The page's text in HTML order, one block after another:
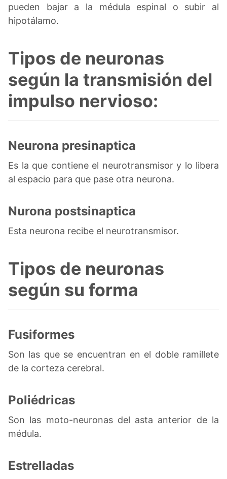
pueden bajar a la médula espinal o subir al
hipotálamo.
Tipos de neuronas
según la transmisión del
impulso nervioso:
Neurona presinaptica
Es la que contiene el neurotransmisor y lo libera
al espacio para que pase otra neurona.
Nurona postsinaptica
Esta neurona recibe el neurotransmisor.
Tipos de neuronas
según su forma
Fusiformes
Son las que se encuentran en el doble ramillete
de la corteza cerebral.
Poliédricas
Son las moto-neuronas del asta anterior de la
médula.
Estrelladas